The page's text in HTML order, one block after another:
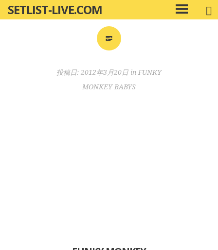
ン
SETLIST-LIVE.COM
メ
イ
投稿日: 2012年3月20日 in FUNKY
MONKEY BABYS